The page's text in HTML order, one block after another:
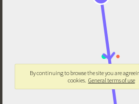
By continuing to browse the site you are
cookies. General terms of use